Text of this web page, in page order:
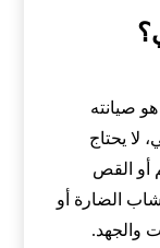
صيانته
لا يحتاج
أو القص
الضارة أو
والجهد.